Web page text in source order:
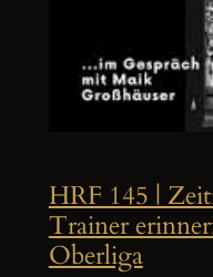
HRF 145 |
Trainer
Oberliga